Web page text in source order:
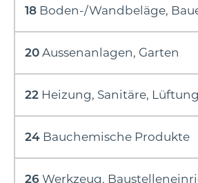
18 Boden-/Wandbeläge,
20 Aussenanlagen, Garten
22 Heizung, Sanitäre,
24 Bauchemische Produkte
26 Werkzeug,